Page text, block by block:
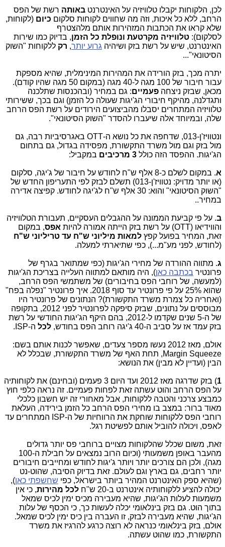
לכן, הלקוחות יקבלו טלוויזיה על האינטרנט באותה רשת של הפס
הרחב, ללא כל איכות, וזה מה שחווים לקוחות סלקום כיום (לקוחות,
שלא קראו את הכתבות המזהירות אותם מלהצטרף
לסלקום): טלוויזיה מקרטעת ונופלת כל הזמן, בדיוק כמו שירות
האינטרנט, שיש על רשת בזק ושיהיה גרוע יותר, רק ללקוחות "השוק
הסיטונאי"...
יתרה מכך, בזק הורידה את המהירות המינימלית, שהיא מספקת
עבור חיבור של 100 מגה ל-40 מגה (במקום 50 מגה שהיו קודם).
מכאן, שבזק ניצחה פעמיים: גם במחיר (ובהכנסות שתלכנה
ותגדלנה, מהיקף חיבורי הג'יגות שעולה כל הזמן) וגם בכך, ששירותי
טלוויזיה המתחרים יסבלו מהביצועים הירודים על רשת הפס הרחב
שלה, ובמיוחד אלה שיעברו להסדר "השוק הסיטונאי".
ונטוויז'ן-013, שדחפה את כל נושא ה-OTT באגרסיביות רבה, גם
מול בזק וגם מול משרד התקשורת, מפסידה בגדול, גם בתחום
הג'יגות. ההפסד הזה כולל 3 מרכיבים במקביל:
א
. במקום לשלם כ-8 אלף ש"ח לחודש על חיבור של ג'יגה, סלקום
(או יותר מדויק: נטוויז'ן-013) תשלם לבזק לפי התעריפון החדש של
"השוק הסיטונאי" והוא: 30 אלף ש"ח לג'יגה לחודש. קפיצה אדירה
במחיר..
ב. על פי קביעת הממונה על ההגבלים העסקיים, תעבורת הטלוויזיה
והווידיאו (OTT) על רשת בזק הייתה אמורה להיות
אפס, במקום
זאת, המחיר בפועל קפץ למאות מיליוני ש"ח עד טריליוני ש"ח
(לחודש, לפני מע"מ...), כפי שתיארתי למעלה.
ג. מתווה ההורדה של מחירי הג'יגות (כפי שמתואר בגרף של
פרונטיר בכתבה כאן), היה מותאם למתווה העלייה בצריכת הג'יגות
(למעשה, של רוחבי הפס בחיבורים) של משתמשי הפס הרחב,
שהוא 25% על פי פרונטיר עד סוף 2018. איך פרונטיר "נפלה בפח"
(ואחריה כל צמרת משרד התקשורת)? הנתונים של פרונטיר היו
מבוססים על נתונים, שבזק סיפקה לפרונטיר לפני 2012, בתקופה
של ה-5 שנים שקדמו ל-2012, בהם היקף הג'יגות החודשי על רשת
בזק עמד אז על סביב ה-40 ג'יגה רוחב הפס בחודש,
לכל ה-ISP.
אולם, מאז 2012 נעשו מספר צעדים, שאפשר לכנות אותם בשם:
Margin Squeeze, תחת האף של משרד התקשורת, שבכלל לא
הבין (ועדיין לא מבין) את הנושא:
1
) בזק שדרגה מאז 2012 ועד היום 3 פעמים (ובחינם) את לקוחותיה
על הפס הרחב והוט עשתה זאת לפחות פעמיים. זה נראה כלפי חוץ
כמבצע צרכני והטבה ללקוחות, אבל מאחורי זה יש חשבון כלכלי
מאוד ברור: במצב בו מחירי הפס הרחב כל הזמן בירידה, העלאת
רוחבי הפס ללקוחות שוחקת את הרווחיות של ה-ISP המתחרים עד
לאפס, ויכולה להוביל אותם לפשיטת רגל.
זאת, משום שכלל שהלקוחות מצויים ברוחבי פס יותר גדולים
מהעבר באופן משמעותי (וכיום הרוב נמצאים על חבילת ה-100
מגה), ולכן הם צורכים יותר ויותר ג'יגות לחודש ומחייבים חיבורים
יותר רחבים, גם בארץ וגם לעולם. זאת בדיוק הסיבה, שהוט-נט
(שהיא ספק האינטרנט המהיר ביותר בישראל, כפי שחשפתי כאן),
יכולה להציע ללקוחותיה אינטרנט ב-20 ש"ח
לכל מהירות, כי אין
משמעות לעלות הג'יגות, שהיא מעבירה מכיס ימין לכיס שמאל
בתוך הוט. גם בזק בינלאומי יכלה לעשות כך, כי הכסף של עלות
הג'יגות, שהיא מעבירה לבזק, זו העברה בין כיס ימין לכיס שמאל.
אולם, בזק בינלאומי כנראה לא רוצה כרגע להרגיז את משרד
התקשורת, כמו שהוט עשתה.